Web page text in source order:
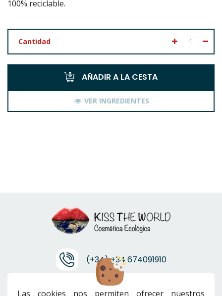
100% reciclable.
Cantidad
AÑADIR A LA CESTA
VER INGREDIENTES
(+34) +34 674091910
info@ktwcanarias.com
Las cookies nos permiten ofrecer nuestros